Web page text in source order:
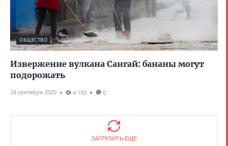
ОБЩЕСТВО
Извержение вулкана Сангай: бананы могут
подорожать
24 сентября 2020 4 103 0
ЗАГРУЗИТЬ ЕЩЕ